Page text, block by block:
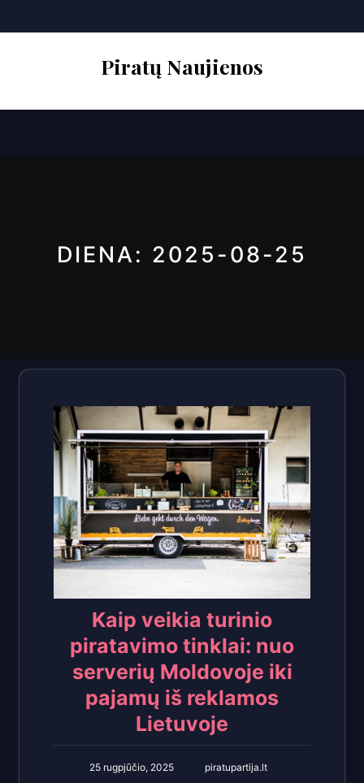
Piratų Naujienos
DIENA: 2025-08-25
Kaip veikia turinio
piratavimo tinklai: nuo
serverių Moldovoje iki
pajamų iš reklamos
Lietuvoje
25 rugpjūčio, 2025
piratupartija.lt